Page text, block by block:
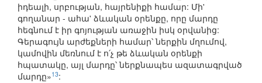
իդեալի, սրբության, հայրենիքի համար: Մի'
գողանար - ահա' ձևական օրենքը, որը մարդը
հեգնում է իր գոյության առաջին իսկ օրվանից:
Գերագույն արժեքների համար՝ ներքին մղումով,
կամովին մեռնում է ո՛չ թե ձևական օրենքի
հպատակը, այլ մարդը՝ ներքնապես ազատագրված
մարդը»13: